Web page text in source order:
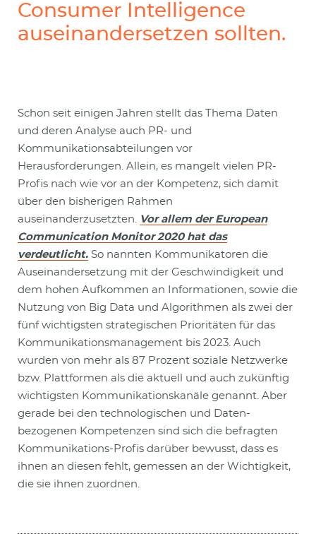
Consumer Intelligence
auseinandersetzen sollten.
Schon seit einigen Jahren stellt das Thema Daten
und deren Analyse auch PR- und
Kommunikationsabteilungen vor
Herausforderungen. Allein, es mangelt vielen PR-
Profis nach wie vor an der Kompetenz, sich damit
über den bisherigen Rahmen
auseinanderzusetzten.
Vor allem der European
Communication Monitor 2020 hat das
verdeutlicht. So nannten Kommunikatoren die
Auseinandersetzung mit der Geschwindigkeit und
dem hohen Aufkommen an Informationen, sowie die
Nutzung von Big Data und Algorithmen als zwei der
fünf wichtigsten strategischen Prioritäten für das
Kommunikationsmanagement bis 2023. Auch
wurden von mehr als 87 Prozent soziale Netzwerke
bzw. Plattformen als die aktuell und auch zukünftig
wichtigsten Kommunikationskanäle genannt. Aber
gerade bei den technologischen und Daten-
bezogenen Kompetenzen sind sich die befragten
Kommunikations-Profis darüber bewusst, dass es
ihnen an diesen fehlt, gemessen an der Wichtigkeit,
die sie ihnen zuordnen.